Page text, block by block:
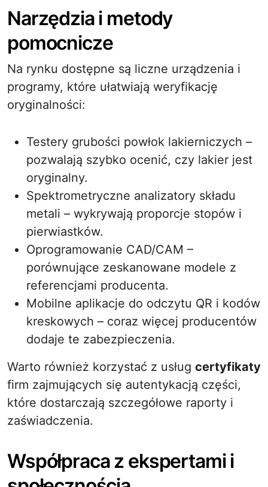
Narzędzia i metody
pomocnicze
Na rynku dostępne są liczne urządzenia i
programy, które ułatwiają weryfikację
oryginalności:
Testery grubości powłok lakierniczych –
pozwalają szybko ocenić, czy lakier jest
oryginalny.
Spektrometryczne analizatory składu
metali – wykrywają proporcje stopów i
pierwiastków.
Oprogramowanie CAD/CAM –
porównujące zeskanowane modele z
referencjami producenta.
Mobilne aplikacje do odczytu QR i kodów
kreskowych – coraz więcej producentów
dodaje te zabezpieczenia.
Warto również korzystać z usług certyfikaty
firm zajmujących się autentykacją części,
które dostarczają szczegółowe raporty i
zaświadczenia.
Współpraca z ekspertami i